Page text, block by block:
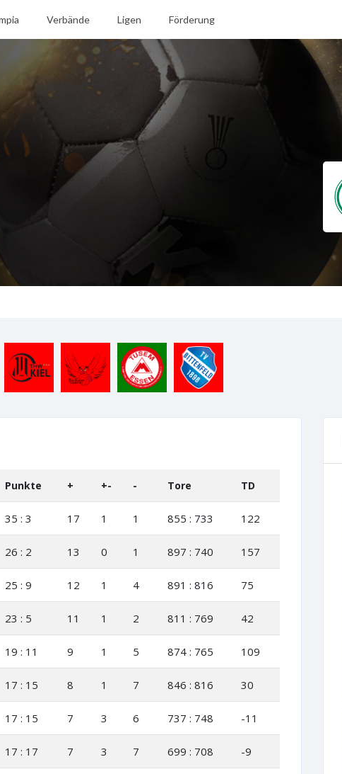
Verbände Ligen Förderung
Punkte + +- - Tore TD
35 : 3 17 1 1 855 : 733 122
26 : 2 13 0 1 897 : 740 157
25 : 9 12 1 4 891 : 816 75
23 : 5 11 1 2 811 : 769 42
19 : 11 9 1 5 874 : 765 109
17 : 15 8 1 7 846 : 816 30
17 : 15 7 3 6 737 : 748 -11
17 : 17 7 3 7 699 : 708 -9